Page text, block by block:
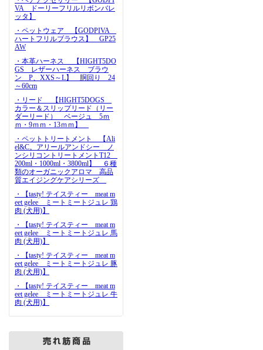
VA ドーリーフリルリボンバレ
ッタ】
・ペットウェア 【GODPIVA
ハートフリルブラウス】 GP25
AW
・本革ハーネス 【HIGHT5DO
GS レザーハーネス ブラウ
ン P、XXS～L】 胴回り 24
～60cm
・リード 【HIGHT5DOGS
カラー＆スリップリード（リー
ダーリード） ベージュ 5ｍ
ｍ・9ｍｍ・13ｍｍ】
・ペットトリートメント 【Ali
el&C。アリールアンドシー ノ
ンシリコントリートメントT12
200ml・1000ml・3800ml】 ６種
類のオーガニックアロマ 高品
質エイジングケアシリーズ
・【tasty! テイスティー meat m
eet gelee ミートミートジュレ 鶏
肉 (犬用)】
・【tasty! テイスティー meat m
eet gelee ミートミートジュレ 馬
肉 (犬用)】
・【tasty! テイスティー meat m
eet gelee ミートミートジュレ 豚
肉 (犬用)】
・【tasty! テイスティー meat m
eet gelee ミートミートジュレ 牛
肉 (犬用)】